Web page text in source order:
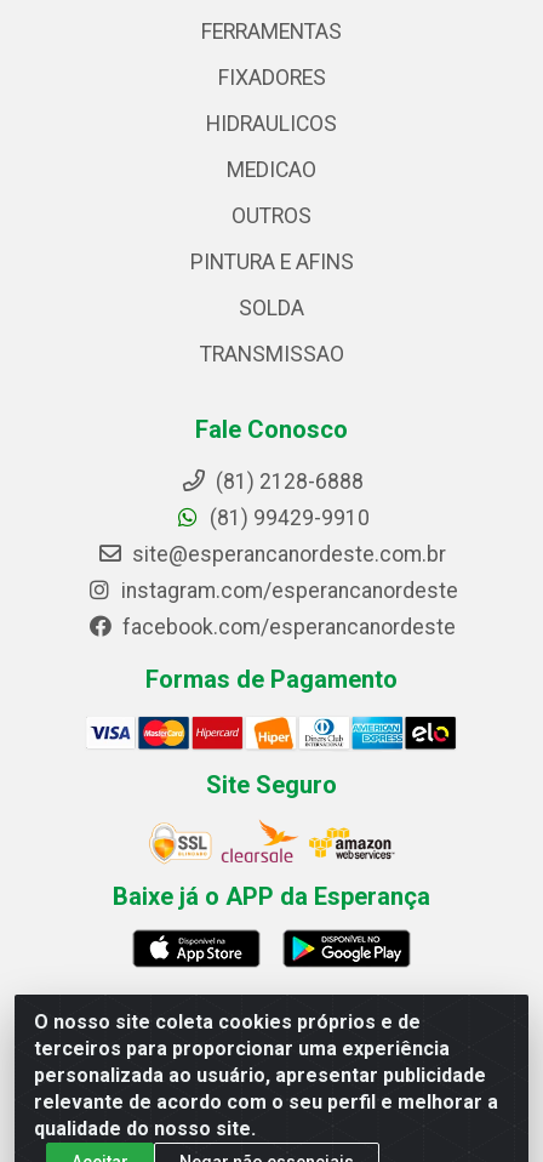
O nosso site coleta cookies próprios e de
terceiros para proporcionar uma experiência
personalizada ao usuário, apresentar publicidade
relevante de acordo com o seu perfil e melhorar a
qualidade do nosso site.
FERRAMENTAS
FIXADORES
HIDRAULICOS
MEDICAO
OUTROS
PINTURA E AFINS
SOLDA
TRANSMISSAO
Fale Conosco
(81) 2128-6888
(81) 99429-9910
site@esperancanordeste.com.br
instagram.com/esperancanordeste
facebook.com/esperancanordeste
Formas de Pagamento
Site Seguro
Baixe já o APP da Esperança
Esperança Nordeste - Rua Professor Caldas Filho, 291 -
Estância - Recife / PE CEP: 50771-335 - CNPJ
03.666.136/0001-23